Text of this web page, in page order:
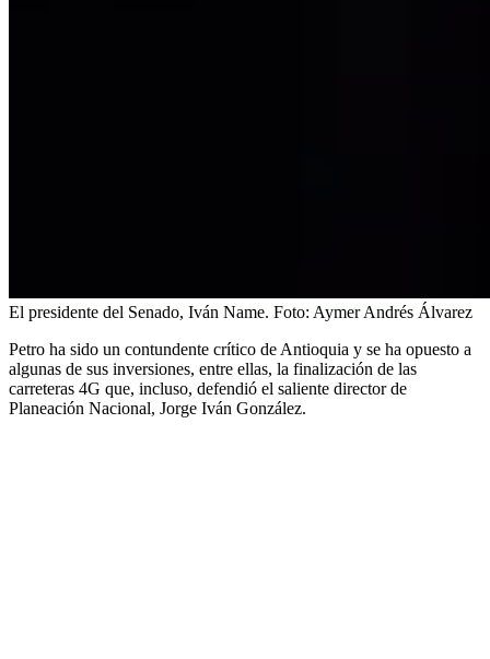
El presidente del Senado, Iván Name. Foto: Aymer Andrés Álvarez
Petro ha sido un contundente crítico de Antioquia y se ha opuesto a
algunas de sus inversiones, entre ellas, la finalización de las
carreteras 4G que, incluso, defendió el saliente director de
Planeación Nacional, Jorge Iván González.